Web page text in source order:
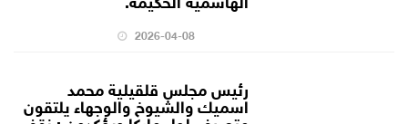
2026-04-08
رئيس مجلس قلقيلية محمد
اسميك والشيوخ والوجهاء يلتقون